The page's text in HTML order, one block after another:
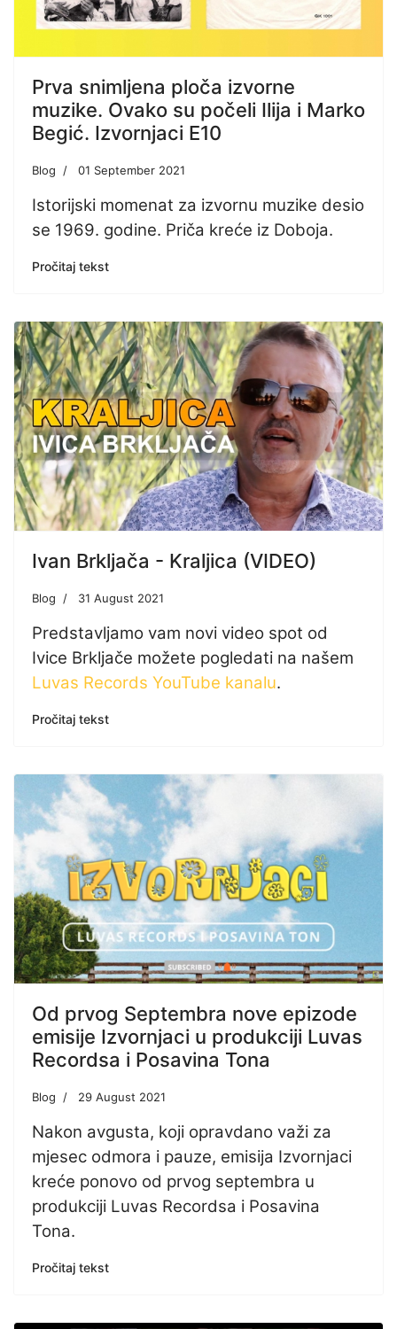
Prva snimljena ploča izvorne
muzike. Ovako su počeli Ilija i Marko
Begić. Izvornjaci E10
Blog 01 September 2021
Istorijski momenat za izvornu muzike desio
se 1969. godine. Priča kreće iz Doboja.
Pročitaj tekst
Ivan Brkljača - Kraljica (VIDEO)
Blog 31 August 2021
Predstavljamo vam novi video spot od
Ivice Brkljače možete pogledati na našem
Luvas Records YouTube kanalu.
Pročitaj tekst
Od prvog Septembra nove epizode
emisije Izvornjaci u produkciji Luvas
Recordsa i Posavina Tona
Blog 29 August 2021
Nakon avgusta, koji opravdano važi za
mjesec odmora i pauze, emisija Izvornjaci
kreće ponovo od prvog septembra u
produkciji Luvas Recordsa i Posavina
Tona.
Pročitaj tekst